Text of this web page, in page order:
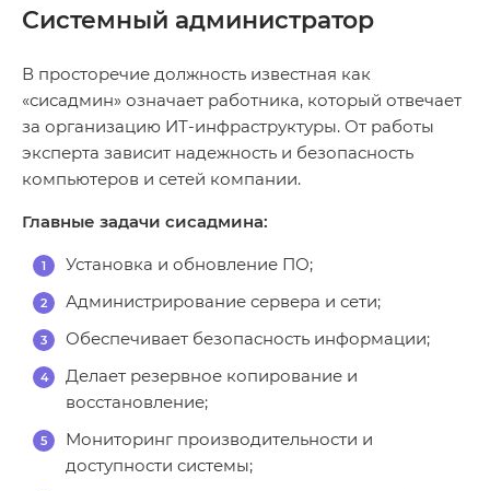
Системный администратор
В просторечие должность известная как
«сисадмин» означает работника, который отвечает
за организацию ИТ-инфраструктуры. От работы
эксперта зависит надежность и безопасность
компьютеров и сетей компании.
Главные задачи сисадмина:
Установка и обновление ПО;
Администрирование сервера и сети;
Обеспечивает безопасность информации;
Делает резервное копирование и
восстановление;
Мониторинг производительности и
доступности системы;